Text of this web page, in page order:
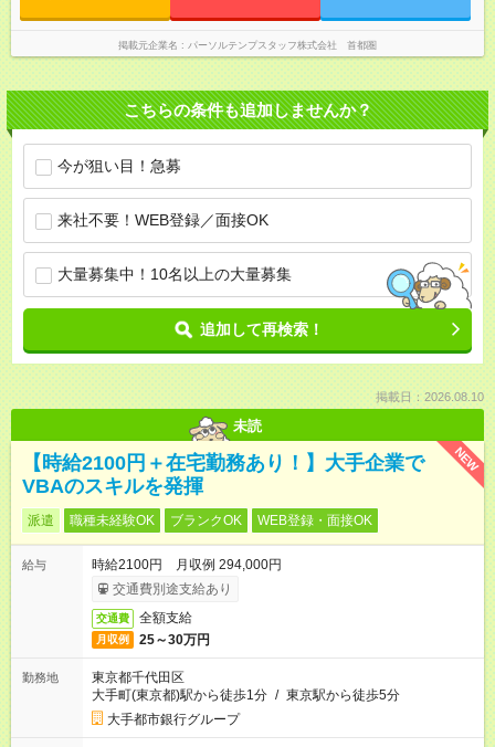
掲載元企業名 パーソルテンプスタッフ株式会社 首都圏
こちらの条件も追加しませんか？
今が狙い目！急募
来社不要！WEB登録／面接OK
大量募集中！10名以上の大量募集
追加して再検索！
掲載日：2026.08.10
未読
NEW
【時給2100円＋在宅勤務あり！】大手企業で
VBAのスキルを発揮
派遣 職種未経験OK ブランクOK WEB登録・面接OK
給与
時給2100円 月収例 294,000円
交通費別途支給あり
交通費 全額支給
月収例 25～30万円
勤務地
東京都千代田区
大手町(東京都)駅から徒歩1分 / 東京駅から徒歩5分
大手都市銀行グループ